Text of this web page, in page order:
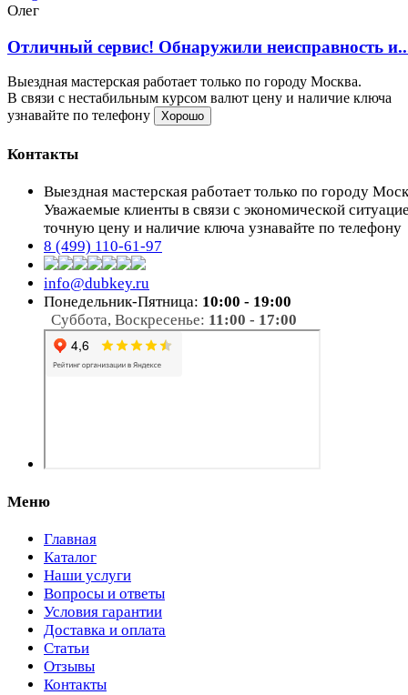
Олег
Отличный сервис! Обнаружили неисправность
Выездная мастерская работает только по городу Москва.
В связи с нестабильным курсом валют цену и наличие ключа
узнавайте по телефону
Хорошо
Контакты
Выездная мастерская работает только по городу
Уважаемые клиенты в связи с экономической
точную цену и наличие ключа узнавайте по телефону
8 (499) 110-61-97
info@dubkey.ru
Понедельник-Пятница: 10:00 - 19:00
Суббота, Воскресенье: 11:00 - 17:00
Меню
Главная
Каталог
Наши услуги
Вопросы и ответы
Условия гарантии
Доставка и оплата
Статьи
Отзывы
Контакты